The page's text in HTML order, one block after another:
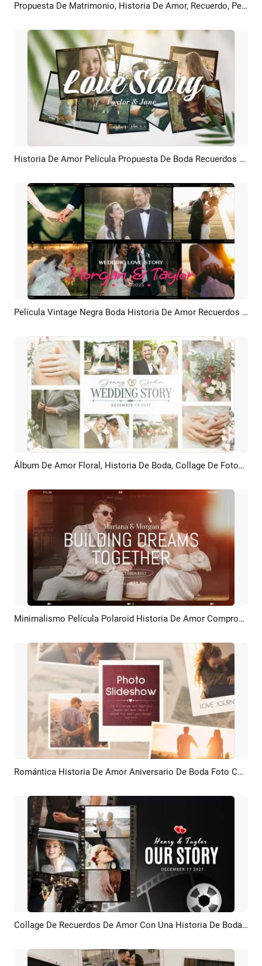
Previsualizar Crear IA Propuesta De Matrimonio, Historia De Amor, Recuerdo, Película Romántica, Collage De Fotos Y Presentación De Diapositivas
Previsualizar Crear IA Historia De Amor Película Propuesta De Boda Recuerdos Presentación De Fotos
Previsualizar Crear IA Película Vintage Negra Boda Historia De Amor Recuerdos Foto Presentación De Diapositivas
Previsualizar Crear IA Álbum De Amor Floral, Historia De Boda, Collage De Fotos, Fugas De Luz, Presentación De Diapositivas
Previsualizar Crear IA Minimalismo Película Polaroid Historia De Amor Compromiso Aniversario De Bodas Collage Presentación De Diapositivas
Previsualizar Crear IA Romántica Historia De Amor Aniversario De Boda Foto Collage Memoria Presentación De Diapositivas
Previsualizar Crear IA Collage De Recuerdos De Amor Con Una Historia De Boda, Una Línea De Tiempo, Una Película Romántica, Una Propuesta De Matrimonio Y Una Presentación De Diapositivas